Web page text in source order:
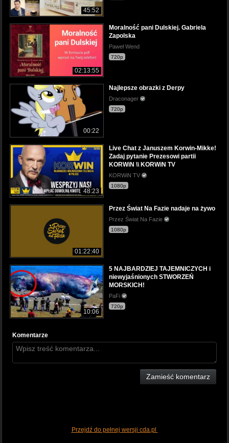
45:52
02:13:55
Moralność pani Dulskiej. Gabriela
Zapolska
Paweł Wend
720p
00:22
Najlepsze obrazki z Derpy
Draconager
720p
48:23
Live Chat z Januszem Korwin-Mikke!
Zadaj pytanie Prezesowi partii
KORWiN \\ KORWiN TV
KORWiN TV
1080p
01:22:40
Przez Świat Na Fazie nadaje na żywo
Przez Świat Na Fazie
1080p
10:06
5 NAJBARDZIEJ TAJEMNICZYCH i
niewyjaśnionych STWORZEŃ
MORSKICH!
PaFi
720p
Komentarze
Zamieść komentarz
Przejdź do pełnej wersji cda.pl